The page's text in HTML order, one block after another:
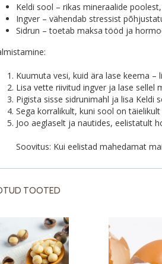
Keldi sool – rikas mineraalide
Ingver – vähendab stressist
Sidrun – toetab maksa tööd ja
Kuumuta vesi, kuid ära lase keema –
Lisa vette riivitud ingver ja lase sellel
Pigista sisse sidrunimahl ja lisa Keldi
Sega korralikult, kuni sool on täielikult
Joo aeglaselt ja nautides, eelistatult
Soovitus: Kui eelistad mahedamat
TOOTED